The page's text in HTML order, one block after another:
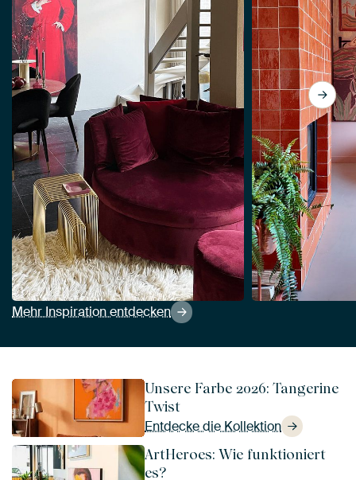
Mehr Inspiration entdecken
Unsere Farbe 2026: Tangerine
Twist
Entdecke die Kollektion
ArtHeroes: Wie funktioniert
es?